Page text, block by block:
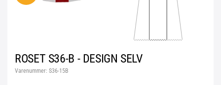
ROSET S36-B - DESIGN SELV
Varenummer: S36-15B